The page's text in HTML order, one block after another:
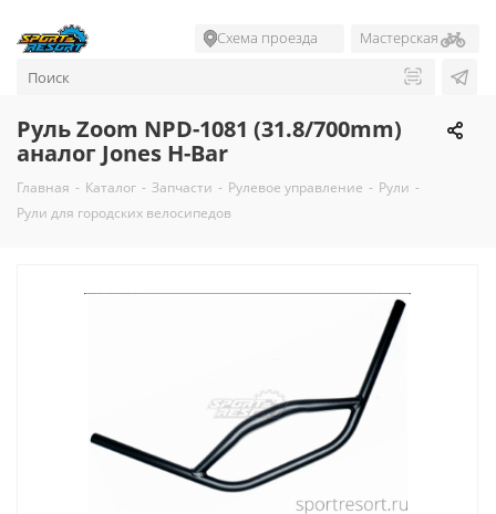
Схема проезда Мастерская
Руль Zoom NPD-1081 (31.8/700mm)
аналог Jones H-Bar
Главная - Каталог - Запчасти - Рулевое управление - Рули -
Рули для городских велосипедов